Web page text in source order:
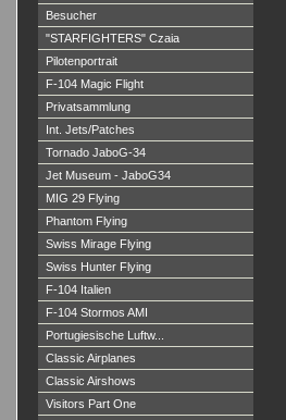
Besucher
"STARFIGHTERS" Czaia
Pilotenportrait
F-104 Magic Flight
Privatsammlung
Int. Jets/Patches
Tornado JaboG-34
Jet Museum - JaboG34
MIG 29 Flying
Phantom Flying
Swiss Mirage Flying
Swiss Hunter Flying
F-104 Italien
F-104 Stormos AMI
Portugiesische Luftw...
Classic Airplanes
Classic Airshows
Visitors Part One